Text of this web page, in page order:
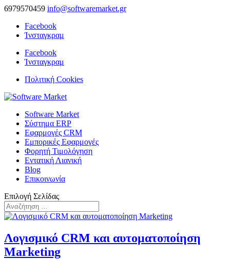
6979570459 info@softwaremarket.gr
Facebook
Ίνσταγκραμ
Facebook
Ίνσταγκραμ
Πολιτική Cookies
Software Market
Σύστημα ERP
Εφαρμογές CRM
Εμπορικές Εφαρμογές
Φορητή Τιμολόγηση
Εντατική Λιανική
Blog
Επικοινωνία
Επιλογή Σελίδας
Λογισμικό CRM και αυτοματοποίηση
Marketing